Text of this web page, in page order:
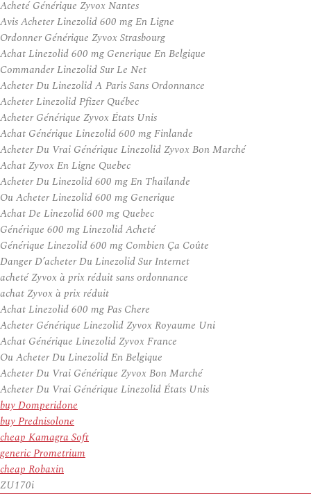
Acheté Générique Zyvox Nantes
Avis Acheter Linezolid 600 mg En Ligne
Ordonner Générique Zyvox Strasbourg
Achat Linezolid 600 mg Generique En Belgique
Commander Linezolid Sur Le Net
Acheter Du Linezolid A Paris Sans Ordonnance
Acheter Linezolid Pfizer Québec
Acheter Générique Zyvox États Unis
Achat Générique Linezolid 600 mg Finlande
Acheter Du Vrai Générique Linezolid Zyvox Bon Marché
Achat Zyvox En Ligne Quebec
Acheter Du Linezolid 600 mg En Thailande
Ou Acheter Linezolid 600 mg Generique
Achat De Linezolid 600 mg Quebec
Générique 600 mg Linezolid Acheté
Générique Linezolid 600 mg Combien Ça Coûte
Danger D’acheter Du Linezolid Sur Internet
acheté Zyvox à prix réduit sans ordonnance
achat Zyvox à prix réduit
Achat Linezolid 600 mg Pas Chere
Acheter Générique Linezolid Zyvox Royaume Uni
Achat Générique Linezolid Zyvox France
Ou Acheter Du Linezolid En Belgique
Acheter Du Vrai Générique Zyvox Bon Marché
Acheter Du Vrai Générique Linezolid États Unis
buy Domperidone
buy Prednisolone
cheap Kamagra Soft
generic Prometrium
cheap Robaxin
ZU170i